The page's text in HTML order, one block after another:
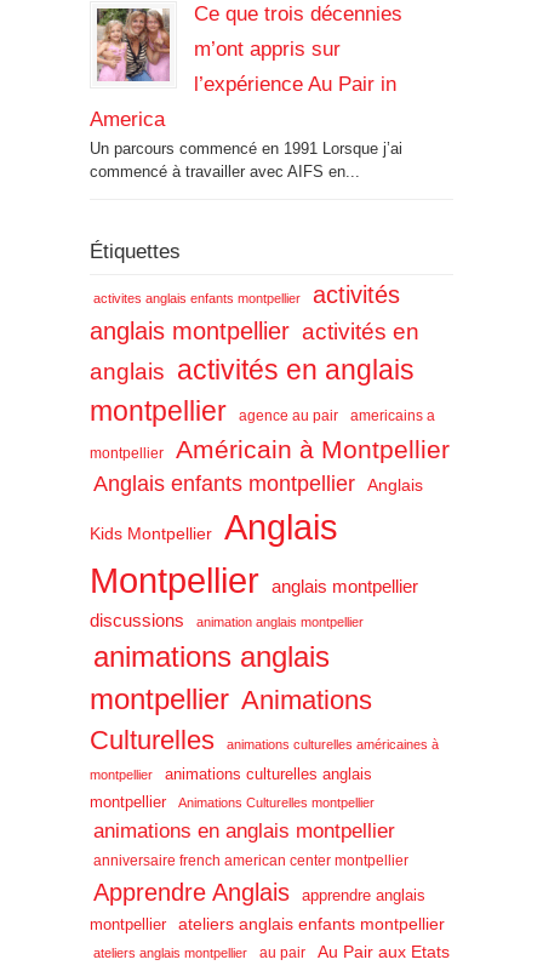
Ce que trois décennies
m’ont appris sur
l’expérience Au Pair in
America
Un parcours commencé en 1991 Lorsque j’ai
commencé à travailler avec AIFS en...
Étiquettes
activites anglais enfants montpellier
activités
anglais montpellier activités en
anglais activités en anglais
montpellier
agence au pair americains a
montpellier Américain à Montpellier
Anglais enfants montpellier Anglais
Kids Montpellier
Anglais
Montpellier
anglais montpellier
discussions
animation anglais montpellier
animations anglais
montpellier Animations
Culturelles
animations culturelles américaines à
montpellier
animations culturelles anglais
montpellier
Animations Culturelles montpellier
animations en anglais montpellier
anniversaire french american center montpellier
Apprendre Anglais
apprendre anglais
montpellier
ateliers anglais enfants montpellier
ateliers anglais montpellier au pair
Au Pair aux Etats